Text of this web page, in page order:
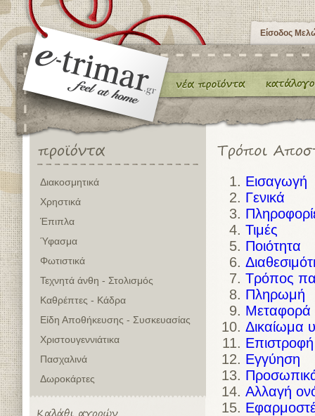
Είσοδος
Διακοσμητικά
Χρηστικά
Έπιπλα
Ύφασμα
Φωτιστικά
Τεχνητά άνθη - Στολισμός
Καθρέπτες - Κάδρα
Είδη Αποθήκευσης - Συσκευασίας
Χριστουγεννιάτικα
Πασχαλινά
Δωροκάρτες
Εισαγωγή
Γενικά
Τιμές
Ποιότητα
Τρόπος
Πληρωμή
Μεταφορά
Δικαίωμα
Εγγύηση
Αλλαγή